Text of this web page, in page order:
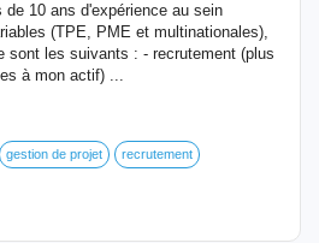
de 10 ans d'expérience au sein
(TPE, PME et multinationales),
sont les suivants : - recrutement (plus
à mon actif) ...
gestion de projet recrutement